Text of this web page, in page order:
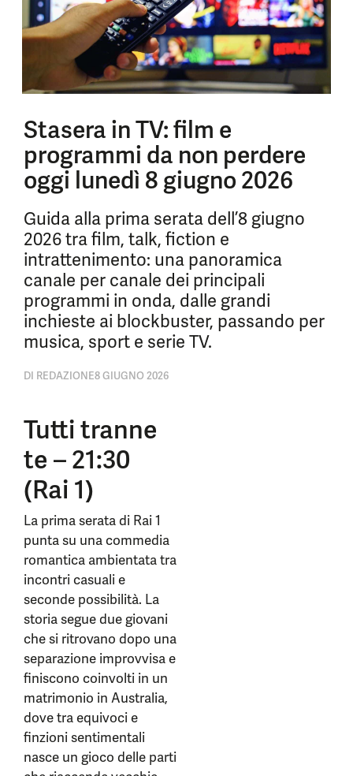
Stasera in TV: film e
programmi da non perdere
oggi lunedì 8 giugno 2026
Guida alla prima serata dell’8 giugno
2026 tra film, talk, fiction e
intrattenimento: una panoramica
canale per canale dei principali
programmi in onda, dalle grandi
inchieste ai blockbuster, passando per
musica, sport e serie TV.
DI REDAZIONE8 GIUGNO 2026
Tutti tranne
te – 21:30
(Rai 1)
La prima serata di Rai 1
punta su una commedia
romantica ambientata tra
incontri casuali e
seconde possibilità. La
storia segue due giovani
che si ritrovano dopo una
separazione improvvisa e
finiscono coinvolti in un
matrimonio in Australia,
dove tra equivoci e
finzioni sentimentali
nasce un gioco delle parti